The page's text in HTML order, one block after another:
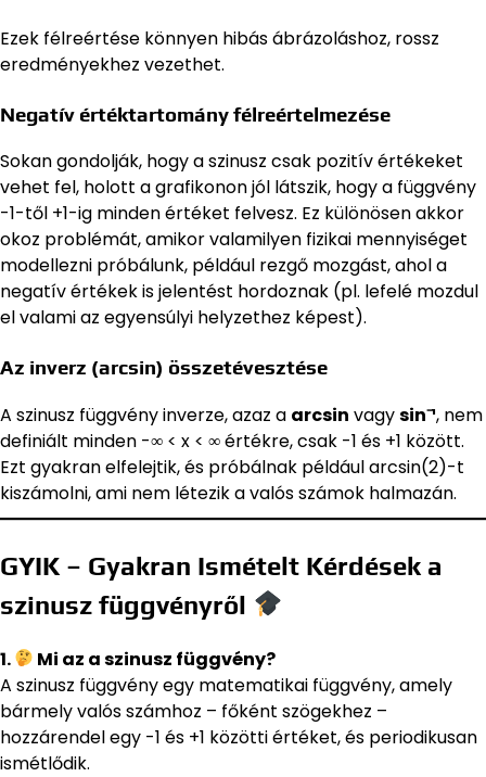
Ezek félreértése könnyen hibás ábrázoláshoz, rossz
eredményekhez vezethet.
Negatív értéktartomány félreértelmezése
Sokan gondolják, hogy a szinusz csak pozitív értékeket
vehet fel, holott a grafikonon jól látszik, hogy a függvény
-1-től +1-ig minden értéket felvesz. Ez különösen akkor
okoz problémát, amikor valamilyen fizikai mennyiséget
modellezni próbálunk, például rezgő mozgást, ahol a
negatív értékek is jelentést hordoznak (pl. lefelé mozdul
el valami az egyensúlyi helyzethez képest).
Az inverz (arcsin) összetévesztése
A szinusz függvény inverze, azaz a arcsin vagysin⁻¹, nem
definiált minden -∞ < x < ∞ értékre, csak -1 és +1 között.
Ezt gyakran elfelejtik, és próbálnak például arcsin(2)-t
kiszámolni, ami nem létezik a valós számok halmazán.
GYIK – Gyakran Ismételt Kérdések a
szinusz függvényről
1.
Mi az a szinusz függvény?
A szinusz függvény egy matematikai függvény, amely
bármely valós számhoz – főként szögekhez –
hozzárendel egy -1 és +1 közötti értéket, és periodikusan
ismétlődik.